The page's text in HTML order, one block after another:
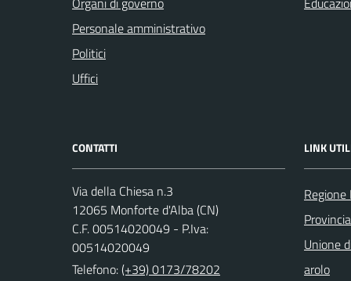
Personale amministrativo
Politici
Uffici
CONTATTI
Via della Chiesa n.3
12065 Monforte d'Alba (CN)
C.F. 00514020049 - P.Iva:
00514020049
Telefono:(+39) 0173/78202
LINK
Unione
arolo